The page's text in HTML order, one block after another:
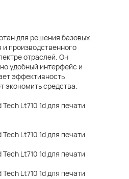
для решения базовых
производственного
отраслей. Он
удобный интерфейс и
эффективность
экономить средства.